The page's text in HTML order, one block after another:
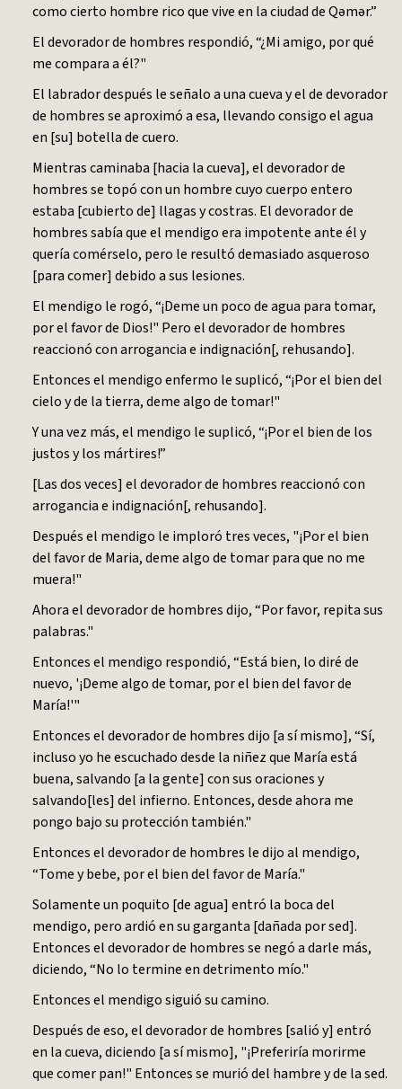
como cierto hombre rico que vive en la ciudad de Qəmər.”
El devorador de hombres respondió, “¿Mi amigo, por qué
me compara a él?"
El labrador después le señalo a una cueva y el de devorador
de hombres se aproximó a esa, llevando consigo el agua
en [su] botella de cuero.
Mientras caminaba [hacia la cueva], el devorador de
hombres se topó con un hombre cuyo cuerpo entero
estaba [cubierto de] llagas y costras. El devorador de
hombres sabía que el mendigo era impotente ante él y
quería comérselo, pero le resultó demasiado asqueroso
[para comer] debido a sus lesiones.
El mendigo le rogó, “¡Deme un poco de agua para tomar,
por el favor de Dios!" Pero el devorador de hombres
reaccionó con arrogancia e indignación[, rehusando].
Entonces el mendigo enfermo le suplicó, “¡Por el bien del
cielo y de la tierra, deme algo de tomar!"
Y una vez más, el mendigo le suplicó, “¡Por el bien de los
justos y los mártires!”
[Las dos veces] el devorador de hombres reaccionó con
arrogancia e indignación[, rehusando].
Después el mendigo le imploró tres veces, "¡Por el bien
del favor de Maria, deme algo de tomar para que no me
muera!"
Ahora el devorador de hombres dijo, “Por favor, repita sus
palabras."
Entonces el mendigo respondió, “Está bien, lo diré de
nuevo, '¡Deme algo de tomar, por el bien del favor de
María!'"
Entonces el devorador de hombres dijo [a sí mismo], “Sí,
incluso yo he escuchado desde la niñez que María está
buena, salvando [a la gente] con sus oraciones y
salvando[les] del infierno. Entonces, desde ahora me
pongo bajo su protección también."
Entonces el devorador de hombres le dijo al mendigo,
“Tome y bebe, por el bien del favor de María."
Solamente un poquito [de agua] entró la boca del
mendigo, pero ardió en su garganta [dañada por sed].
Entonces el devorador de hombres se negó a darle más,
diciendo, “No lo termine en detrimento mío."
Entonces el mendigo siguió su camino.
Después de eso, el devorador de hombres [salió y] entró
en la cueva, diciendo [a sí mismo], "¡Preferiría morirme
que comer pan!" Entonces se murió del hambre y de la sed.